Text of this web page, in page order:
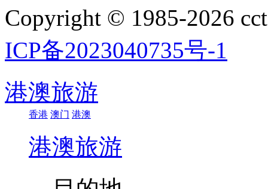
Copyright © 1985-2026
ICP备2023040735号-1
港澳旅游
香港 澳门 港澳
港澳旅游